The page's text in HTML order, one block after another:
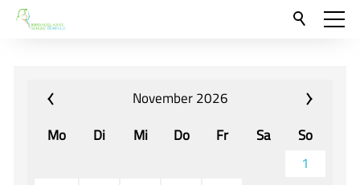
Neu hier?
Für Eltern und Schüler
November 2026
Mo
Di Mi Do Fr Sa
So
1